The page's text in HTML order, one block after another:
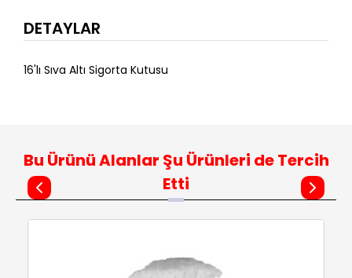
DETAYLAR
16'lı Sıva Altı Sigorta Kutusu
Bu Ürünü Alanlar Şu Ürünleri de Tercih
Etti